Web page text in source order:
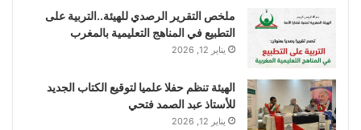
ملخص التقرير الرصدي للهيئة..التربية على
التطبيع في المناهج التعليمية بالمغرب
يناير 12, 2026
الهيئة تنظم حفلا علميا لتوقيع الكتاب الجديد
للأستاذ عبد الصمد فتحي
يناير 12, 2026